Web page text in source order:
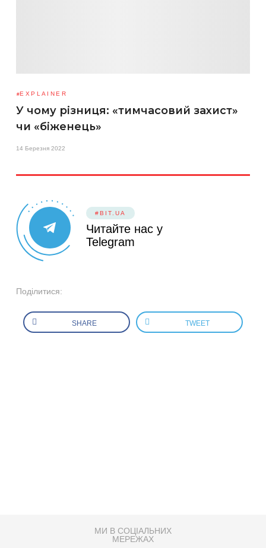
EXPLAINER
У чому різниця: «тимчасовий захист»
чи «біженець»
14 Березня 2022
#BIT.UA
Читайте нас у
Telegram
Поділитися:
SHARE TWEET
МИ В СОЦІАЛЬНИХ
МЕРЕЖАХ